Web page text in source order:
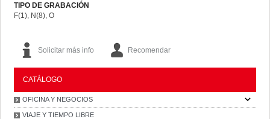
TIPO DE GRABACIÓN
F(1), N(8), O
Solicitar más info Recomendar
CATÁLOGO
OFICINA Y NEGOCIOS
VIAJE Y TIEMPO LIBRE